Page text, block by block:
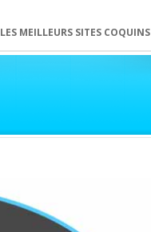
LES MEILLEURS SITES COQUINS